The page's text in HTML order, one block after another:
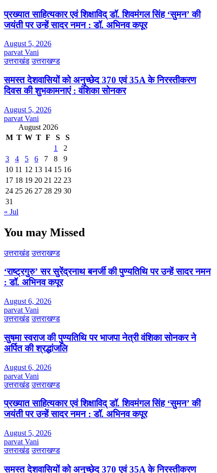
प्रख्यात साहित्यकार एवं शिक्षाविद् डॉ. शिवमंगल सिंह ‘सुमन’ की
जयंती पर उन्हें सादर नमन : डॉ. अभिनव कपूर
August 5, 2026
parvat Vani
उत्तराखंड उत्तराखण्ड
समस्त देशवासियों को अनुच्छेद 370 एवं 35A के निरस्तीकरण
दिवस की शुभकामनाएं : वंशिका सोनकर
August 5, 2026
parvat Vani
August 2026
M T W T F S
S
1
2
3
4 5 6 7 8
9
10 11 12 13 14 15 16
17 18 19 20 21 22 23
24 25 26 27 28 29 30
31
« Jul
You may Missed
उत्तराखंड उत्तराखण्ड
‘राष्ट्रगुरु’ सर सुरेंद्रनाथ बनर्जी की पुण्यतिथि पर उन्हें सादर नमन
: डॉ. अभिनव कपूर
August 6, 2026
parvat Vani
उत्तराखंड उत्तराखण्ड
सुषमा स्वराज की पुण्यतिथि पर भाजपा नेत्री वंशिका सोनकर ने
अर्पित की श्रद्धांजलि
August 6, 2026
parvat Vani
उत्तराखंड उत्तराखण्ड
प्रख्यात साहित्यकार एवं शिक्षाविद् डॉ. शिवमंगल सिंह ‘सुमन’ की
जयंती पर उन्हें सादर नमन : डॉ. अभिनव कपूर
August 5, 2026
parvat Vani
उत्तराखंड उत्तराखण्ड
समस्त देशवासियों को अनुच्छेद 370 एवं 35A के निरस्तीकरण